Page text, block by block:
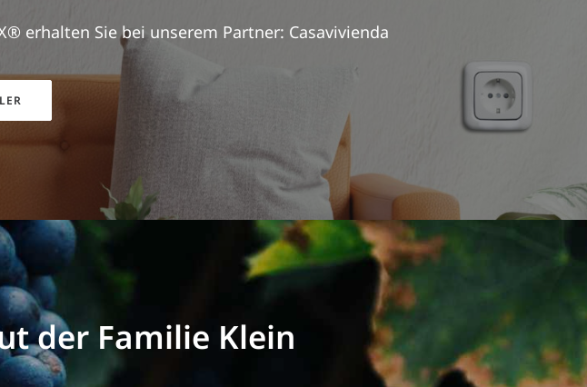
erhalten Sie bei unserem Partner: Casavivienda
der Familie Klein